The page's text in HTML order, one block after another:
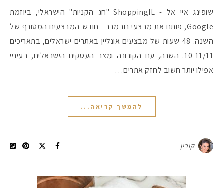
שופינג איי אל - ShoppingIL "חג הקניות" הישראלי, ביוזמת
Google, פותח את מבצעי נובמבר - חודש המבצעים המטורף של
השנה. 48 שעות של מבצעים אונליין באתרים ישראלים, בתאריכים
10-11/11. השנה, עם הקורונה ומצב העסקים הישראלים, בעיניי
אפילו יותר חשוב לחזק אתרים…
להמשך קריאה...
קורין